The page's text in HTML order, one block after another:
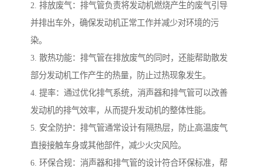
2. 排放废气：排气管负责将发动机燃烧产生的废气引导
并排出车外，确保发动机正常工作并减少对环境的污
染。
3. 散热功能：排气管在排放废气的同时，还能帮助散发
部分发动机工作产生的热量，防止过热现象发生。
4. 提率：通过优化排气系统，消声器和排气管可以改善
发动机的排气效率，从而提升发动机的整体性能。
5. 安全防护：排气管通常设计有隔热层，防止高温废气
直接接触车身或其他部件，减少火灾风险。
6. 环保合规：消声器和排气管的设计符合环保标准，帮